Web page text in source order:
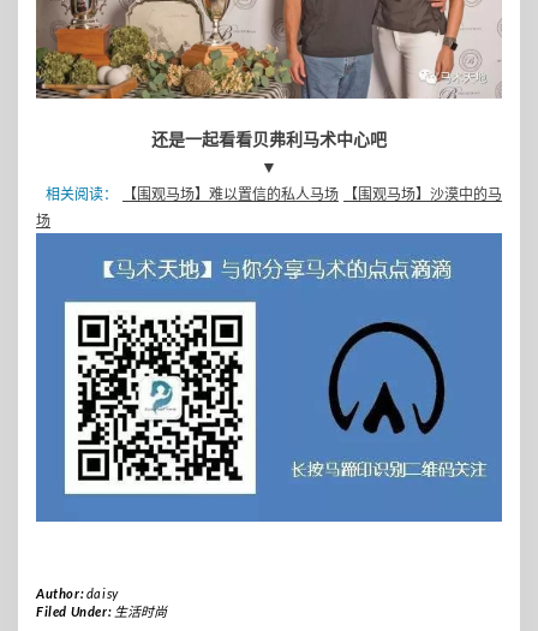
还是一起看看贝弗利马术中心吧
▼
相关阅读： 【围观马场】难以置信的私人马场
【围观马场】沙漠中的马
场
Author:daisy
Filed Under: 生活时尚